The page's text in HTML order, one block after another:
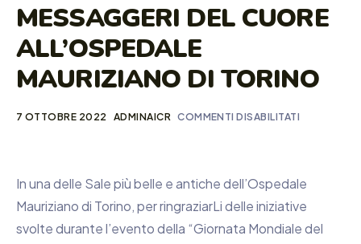
MESSAGGERI DEL CUORE
ALL’OSPEDALE
MAURIZIANO DI TORINO
7 OTTOBRE 2022 ADMINAICR COMMENTI DISABILITATI
In una delle Sale più belle e antiche dell’Ospedale
Mauriziano di Torino, per ringraziarLi delle iniziative
svolte durante l’evento della “Giornata Mondiale del